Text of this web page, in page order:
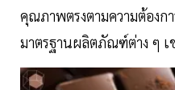
คุณภาพตรงตามความต้องกา
มาตรฐานผลิตภัณฑ์ต่าง ๆ เ